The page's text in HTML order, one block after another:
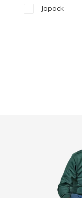
Jopack